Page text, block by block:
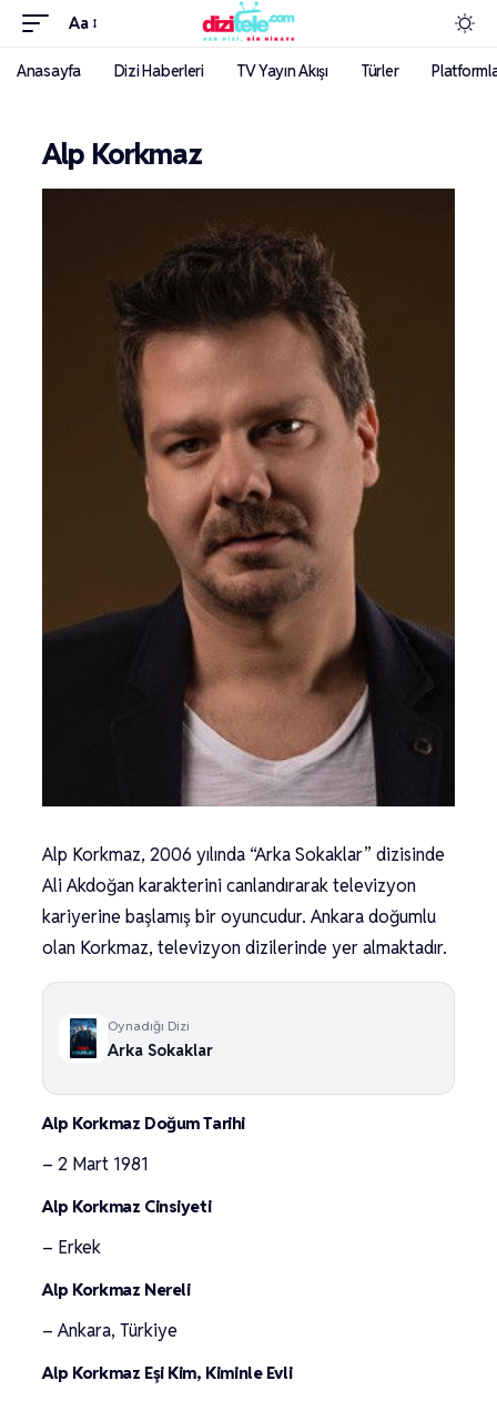
Aa
Anasayfa Dizi Haberleri TV Yayın Akışı Türler
Alp Korkmaz
Alp Korkmaz, 2006 yılında “Arka Sokaklar” dizisinde
Ali Akdoğan karakterini canlandırarak televizyon
kariyerine başlamış bir oyuncudur. Ankara doğumlu
olan Korkmaz, televizyon dizilerinde yer almaktadır.
Oynadığı Dizi
Arka Sokaklar
Alp Korkmaz Doğum Tarihi
– 2 Mart 1981
Alp Korkmaz Cinsiyeti
– Erkek
Alp Korkmaz Nereli
– Ankara, Türkiye
Alp Korkmaz Eşi Kim, Kiminle Evli